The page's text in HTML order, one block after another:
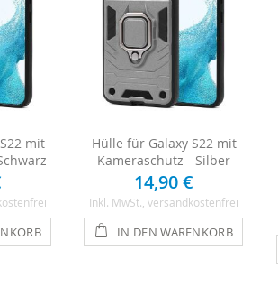
mit
Hülle für Galaxy S22 mit
Kameraschutz - Silber
14,90 €
Inkl. MwSt., versandkostenfrei
IN DEN WARENKORB